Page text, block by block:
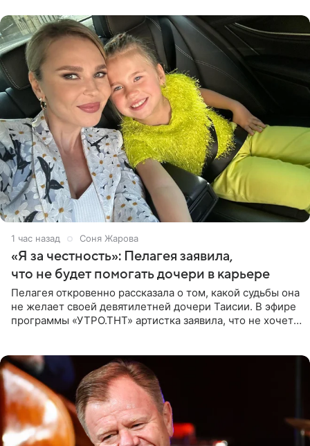
1 час назад Соня Жарова
«Я за честность»: Пелагея заявила,
что не будет помогать дочери в карьере
Пелагея откровенно рассказала о том, какой судьбы она
не желает своей девятилетней дочери Таисии. В эфире
программы «УТРО.ТНТ» артистка заявила, что не хочет